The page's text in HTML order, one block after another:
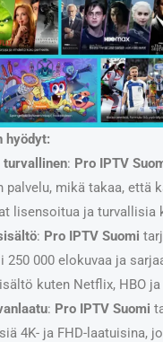
hyödyt:
turvallinen: Pro IPTV
palvelu, mikä takaa, että
lisensoitua ja turvallisia
: Pro IPTV Suomi
250 000 elokuvaa ja
kuten Netflix, HBO
: Pro IPTV Suomi
4K- ja FHD-laatuisina,